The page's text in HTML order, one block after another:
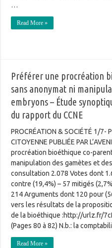
…
Read More »
Préférer une procréation
sans anonymat ni
embryons – Étude
du rapport du CCNE
PROCRÉATION & SOCIÉTÉ 1/7-
CITOYENNE PUBLIÉE PAR
procréation bioéthique co-
manipulation des gamètes et
consultation 2.078 Votes dont
contre (19,4%) – 57 mitigés
214 Arguments dont 120 pour
vers les résultats de la
de la bioéthique :http://urlz.fr/
(Pages 80 à 82) N.b.: la
Read More »